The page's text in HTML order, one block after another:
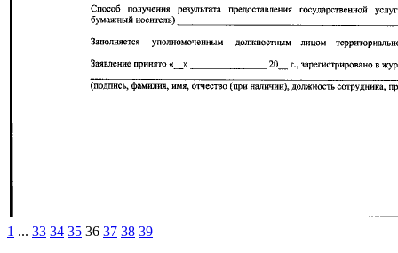
1 ... 33 34 35 36 37 38 39